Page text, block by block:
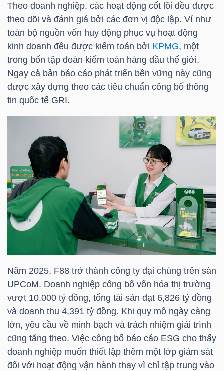
Theo doanh nghiệp, các hoạt động cốt lõi đều được
theo dõi và đánh giá bởi các đơn vị độc lập. Ví như
toàn bộ nguồn vốn huy động phục vụ hoạt động
kinh doanh đều được kiểm toán bởi KPMG, một
trong bốn tập đoàn kiểm toán hàng đầu thế giới.
Ngay cả bản báo cáo phát triển bền vững này cũng
được xây dựng theo các tiêu chuẩn công bố thông
tin quốc tế GRI.
Năm 2025, F88 trở thành công ty đại chúng trên sàn
UPCoM. Doanh nghiệp công bố vốn hóa thị trường
vượt 10,000 tỷ đồng, tổng tài sản đạt 6,826 tỷ đồng
và doanh thu 4,391 tỷ đồng. Khi quy mô ngày càng
lớn, yêu cầu về minh bạch và trách nhiệm giải trình
cũng tăng theo. Việc công bố báo cáo ESG cho thấy
doanh nghiệp muốn thiết lập thêm một lớp giám sát
đối với hoạt động vận hành thay vì chỉ tập trung vào
SECTOR
NĂNG
LƯỢNG
NGUYÊN
VẬT
LIỆU
NGHIỆP
DÙNG
KHÔNG
THIẾT